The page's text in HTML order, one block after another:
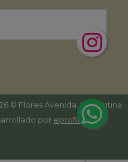
© Flores Avenida. | Argentina.
por eproficio